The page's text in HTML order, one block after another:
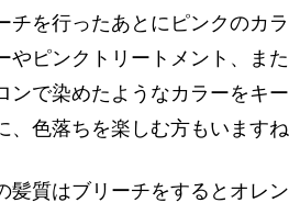
チを行ったあとにピンクのカ
やピンクトリートメント、ま
ンで染めたようなカラーをキ
、色落ちを楽しむ方もいますね
質はブリーチをするとオレ